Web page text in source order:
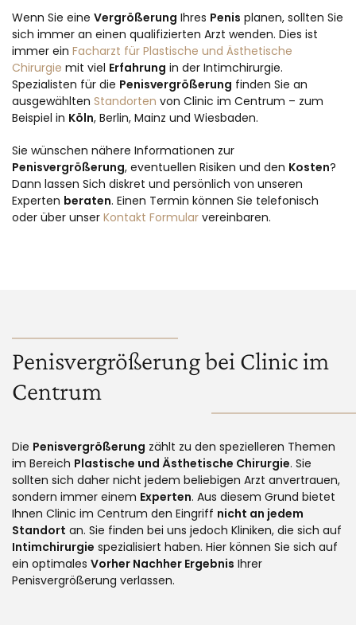
Wenn Sie eine Vergrößerung Ihres Penis planen, sollten Sie
sich immer an einen qualifizierten Arzt wenden. Dies ist
immer ein Facharzt für Plastische und Ästhetische
Chirurgie mit viel Erfahrung in der Intimchirurgie.
Spezialisten für die Penisvergrößerung finden Sie an
ausgewählten Standorten von Clinic im Centrum – zum
Beispiel in Köln, Berlin, Mainz und Wiesbaden.
Sie wünschen nähere Informationen zur
Penisvergrößerung, eventuellen Risiken und den Kosten?
Dann lassen Sich diskret und persönlich von unseren
Experten beraten. Einen Termin können Sie telefonisch
oder über unser Kontakt Formular vereinbaren.
Penisvergrößerung bei Clinic im
Centrum
Die Penisvergrößerung zählt zu den spezielleren Themen
im Bereich Plastische und Ästhetische Chirurgie. Sie
sollten sich daher nicht jedem beliebigen Arzt anvertrauen,
sondern immer einem Experten. Aus diesem Grund bietet
Ihnen Clinic im Centrum den Eingriff nicht an jedem
Standort an. Sie finden bei uns jedoch Kliniken, die sich auf
Intimchirurgie spezialisiert haben. Hier können Sie sich auf
ein optimales Vorher Nachher Ergebnis Ihrer
Penisvergrößerung verlassen.